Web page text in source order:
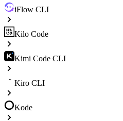
iFlow CLI
Kilo Code
Kimi Code CLI
Kiro CLI
Kode